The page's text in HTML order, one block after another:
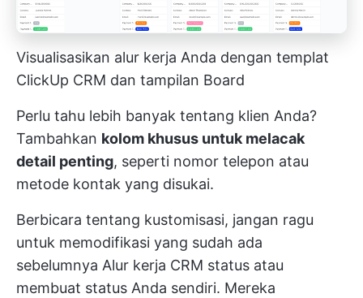
Visualisasikan alur kerja Anda dengan templat
ClickUp CRM dan tampilan Board
Perlu tahu lebih banyak tentang klien Anda?
Tambahkan kolom khusus untuk melacak
detail penting, seperti nomor telepon atau
metode kontak yang disukai.
Berbicara tentang kustomisasi, jangan ragu
untuk memodifikasi yang sudah ada
sebelumnya Alur kerja CRM status atau
membuat status Anda sendiri. Mereka